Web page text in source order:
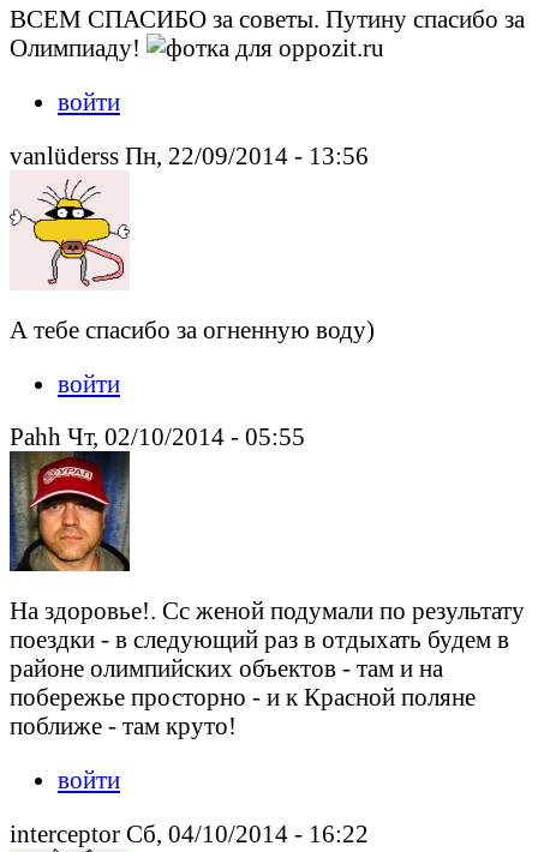
ВСЕМ СПАСИБО за советы. Путину спасибо за
Олимпиаду!
войти
vanlüderss Пн, 22/09/2014 - 13:56
А тебе спасибо за огненную воду)
войти
Pahh Чт, 02/10/2014 - 05:55
На здоровье!. Сс женой подумали по результату
поездки - в следующий раз в отдыхать будем в
районе олимпийских объектов - там и на
побережье просторно - и к Красной поляне
поближе - там круто!
войти
interceptor Сб, 04/10/2014 - 16:22